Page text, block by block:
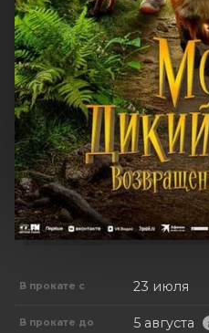
В прокате с 23 июля
В прокате до 5 августа